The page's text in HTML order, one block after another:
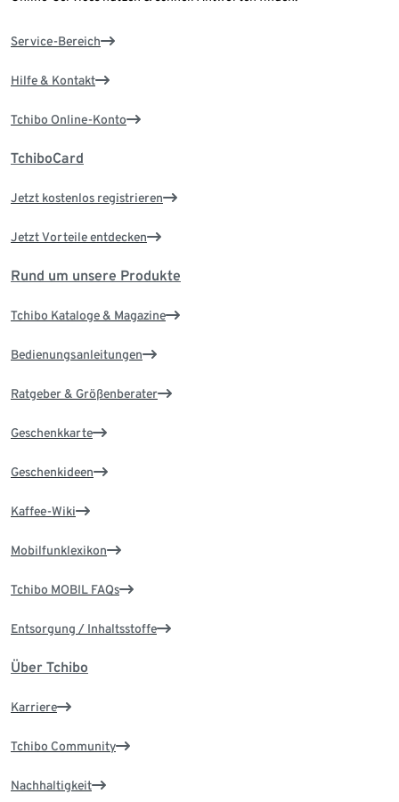
Service-Bereich
Hilfe & Kontakt
Tchibo Online-Konto
TchiboCard
Jetzt kostenlos registrieren
Jetzt Vorteile entdecken
Rund um unsere Produkte
Tchibo Kataloge & Magazine
Bedienungsanleitungen
Ratgeber & Größenberater
Geschenkkarte
Geschenkideen
Kaffee-Wiki
Mobilfunklexikon
Tchibo MOBIL FAQs
Entsorgung / Inhaltsstoffe
Über Tchibo
Karriere
Tchibo Community
Nachhaltigkeit